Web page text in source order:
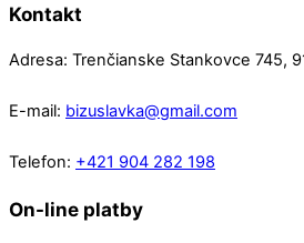
Kontakt
Adresa: Trenčianske Stankovce 745,
E-mail: bizuslavka@gmail.com
Telefon: +421 904 282 198
On-line platby